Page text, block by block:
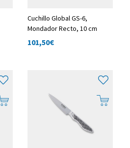
Cuchillo Global GS-6,
Mondador Recto, 10 cm
101,50€